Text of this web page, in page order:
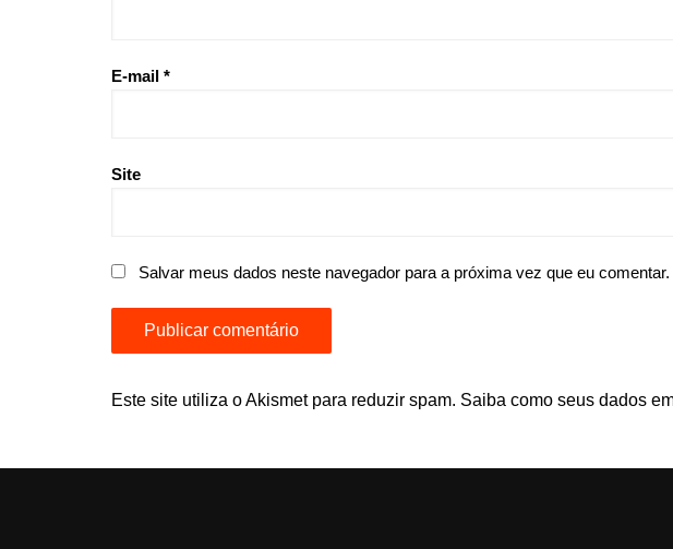
E-mail *
Site
Salvar meus dados neste navegador para a próxima vez que eu comentar.
Este site utiliza o Akismet para reduzir spam. Saiba como seus dados